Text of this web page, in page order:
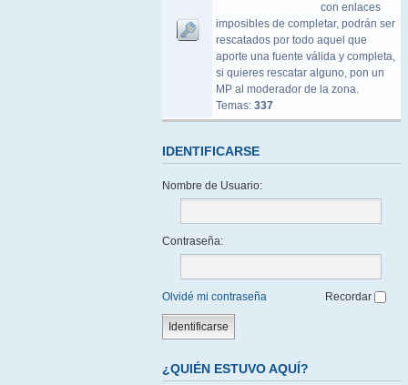
con enlaces
imposibles de completar, podrán ser
rescatados por todo aquel que
aporte una fuente válida y completa,
si quieres rescatar alguno, pon un
MP al moderador de la zona.
Temas: 337
IDENTIFICARSE
Nombre de Usuario:
Contraseña:
Olvidé mi contraseña Recordar
¿QUIÉN ESTUVO AQUÍ?